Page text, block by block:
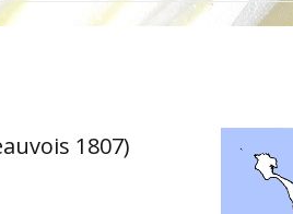
1807)